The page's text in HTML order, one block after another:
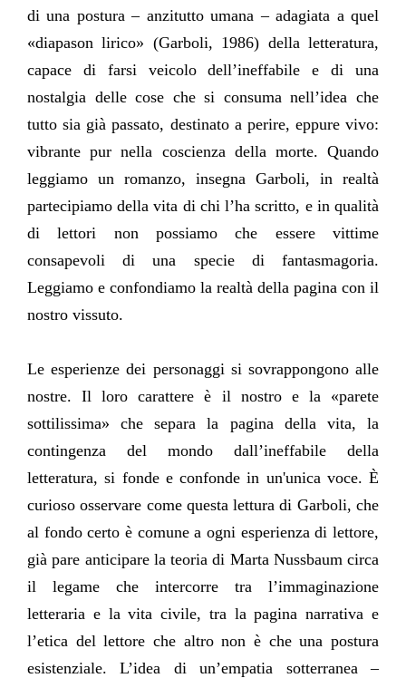
di una postura – anzitutto umana – adagiata a quel
«diapason lirico» (Garboli, 1986) della letteratura,
capace di farsi veicolo dell’ineffabile e di una
nostalgia delle cose che si consuma nell’idea che
tutto sia già passato, destinato a perire, eppure vivo:
vibrante pur nella coscienza della morte. Quando
leggiamo un romanzo, insegna Garboli, in realtà
partecipiamo della vita di chi l’ha scritto, e in qualità
di lettori non possiamo che essere vittime
consapevoli di una specie di fantasmagoria.
Leggiamo e confondiamo la realtà della pagina con il
nostro vissuto.
Le esperienze dei personaggi si sovrappongono alle
nostre. Il loro carattere è il nostro e la «parete
sottilissima» che separa la pagina della vita, la
contingenza del mondo dall’ineffabile della
letteratura, si fonde e confonde in un'unica voce. È
curioso osservare come questa lettura di Garboli, che
al fondo certo è comune a ogni esperienza di lettore,
già pare anticipare la teoria di Marta Nussbaum circa
il legame che intercorre tra l’immaginazione
letteraria e la vita civile, tra la pagina narrativa e
l’etica del lettore che altro non è che una postura
esistenziale. L’idea di un’empatia sotterranea –